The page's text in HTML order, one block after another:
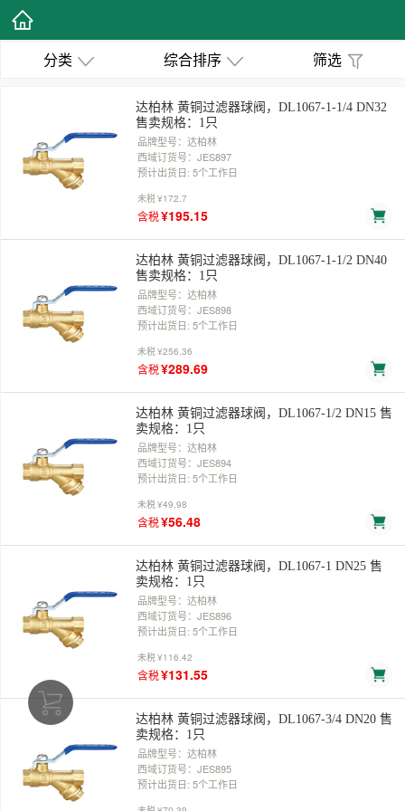
分类 综合排序 筛选
达柏林 黄铜过滤器球阀，DL1067-1-1/4 DN32
售卖规格：1只
品牌型号：达柏林
西域订货号：JES897
预计出货日: 5个工作日
未税¥172.7
含税¥195.15
达柏林 黄铜过滤器球阀，DL1067-1-1/2 DN40
售卖规格：1只
品牌型号：达柏林
西域订货号：JES898
预计出货日: 5个工作日
未税¥256.36
含税¥289.69
达柏林 黄铜过滤器球阀，DL1067-1/2 DN15 售
卖规格：1只
品牌型号：达柏林
西域订货号：JES894
预计出货日: 5个工作日
未税¥49.98
含税¥56.48
达柏林 黄铜过滤器球阀，DL1067-1 DN25 售
卖规格：1只
品牌型号：达柏林
西域订货号：JES896
预计出货日: 5个工作日
未税¥116.42
含税¥131.55
达柏林 黄铜过滤器球阀，DL1067-3/4 DN20 售
卖规格：1只
品牌型号：达柏林
西域订货号：JES895
预计出货日: 5个工作日